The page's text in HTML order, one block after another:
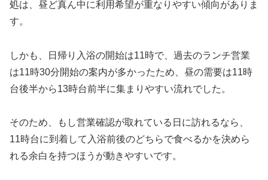
処は、昼ど真ん中に利用希望が重なりやすい傾向がありま
す。
しかも、日帰り入浴の開始は11時で、過去のランチ営業
は11時30分開始の案内が多かったため、昼の需要は11時
台後半から13時台前半に集まりやすい流れでした。
そのため、もし営業確認が取れている日に訪れるなら、
11時台に到着して入浴前後のどちらで食べるかを決めら
れる余白を持つほうが動きやすいです。